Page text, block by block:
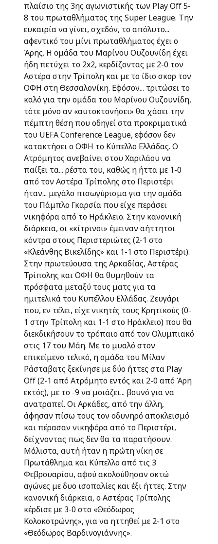
πλαίσιο της 3ης αγωνιστικής των Play Off 5-
8 του πρωταθλήματος της Super League. Την
ευκαιρία να γίνει, σχεδόν, το απόλυτο...
αφεντικό του μίνι πρωταθλήματος έχει ο
Άρης. Η ομάδα του Μαρίνου Ουζουνίδη έχει
ήδη πετύχει το 2x2, κερδίζοντας με 2-0 τον
Αστέρα στην Τρίπολη και με το ίδιο σκορ τον
ΟΦΗ στη Θεσσαλονίκη. Εφόσον... τριτώσει το
καλό για την ομάδα του Μαρίνου Ουζουνίδη,
τότε μόνο αν «αυτοκτονήσει» θα χάσει την
πέμπτη θέση που οδηγεί στα προκριματικά
του UEFA Conference League, εφόσον δεν
κατακτήσει ο ΟΦΗ το Κύπελλο Ελλάδας. Ο
Ατρόμητος ανεβαίνει στου Χαριλάου να
παίξει τα... ρέστα του, καθώς η ήττα με 1-0
από τον Αστέρα Τρίπολης στο Περιστέρι
ήταν... μεγάλο πισωγύρισμα για την ομάδα
του Πάμπλο Γκαρσία που είχε περάσει
νικηφόρα από το Ηράκλειο. Στην κανονική
διάρκεια, οι «κίτρινοι» έμειναν αήττητοι
κόντρα στους Περιστεριώτες (2-1 στο
«Κλεάνθης Βικελίδης» και 1-1 στο Περιστέρι).
Στην πρωτεύουσα της Αρκαδίας, Αστέρας
Τρίπολης και ΟΦΗ θα θυμηθούν τα
πρόσφατα μεταξύ τους ματς για τα
ημιτελικά του Κυπέλλου Ελλάδας. Ζευγάρι
που, εν τέλει, είχε νικητές τους Κρητικούς (0-
1 στην Τρίπολη και 1-1 στο Ηράκλειο) που θα
διεκδικήσουν το τρόπαιο από τον Ολυμπιακό
στις 17 του Μάη. Με το μυαλό στον
επικείμενο τελικό, η ομάδα του Μίλαν
Ράσταβατς ξεκίνησε με δύο ήττες στα Play
Off (2-1 από Ατρόμητο εντός και 2-0 από Άρη
εκτός), με το -9 να μοιάζει... βουνό για να
ανατραπεί. Οι Αρκάδες, από την άλλη,
άφησαν πίσω τους τον οδυνηρό αποκλεισμό
και πέρασαν νικηφόρα από το Περιστέρι,
δείχνοντας πως δεν θα τα παρατήσουν.
Μάλιστα, αυτή ήταν η πρώτη νίκη σε
Πρωτάθλημα και Κύπελλο από τις 3
Φεβρουαρίου, αφού ακολούθησαν οκτώ
αγώνες με δυο ισοπαλίες και έξι ήττες. Στην
κανονική διάρκεια, ο Αστέρας Τρίπολης
κέρδισε με 3-0 στο «Θεόδωρος
Κολοκοτρώνης», για να ηττηθεί με 2-1 στο
«Θεόδωρος Βαρδινογιάννης».